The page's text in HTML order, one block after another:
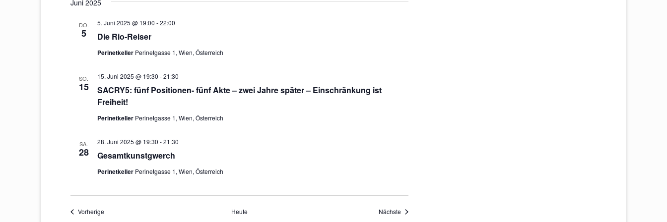
Juni 2025
DO.
5 Die Rio-Reiser
5. Juni 2025 @ 19:00 -22:00
Perinetkeller Perinetgasse 1, Wien, Österreich
SO.
15
SACRY5: fünf Positionen- fünf Akte – zwei Jahre später – Einschränkung ist
Freiheit!
15. Juni 2025 @ 19:30 -21:30
Perinetkeller Perinetgasse 1, Wien, Österreich
SA.
28 Gesamtkunstgwerch
28. Juni 2025 @ 19:30 -21:30
Perinetkeller Perinetgasse 1, Wien, Österreich
VorherigeVeranstaltungen Heute NächsteVeranstaltungen